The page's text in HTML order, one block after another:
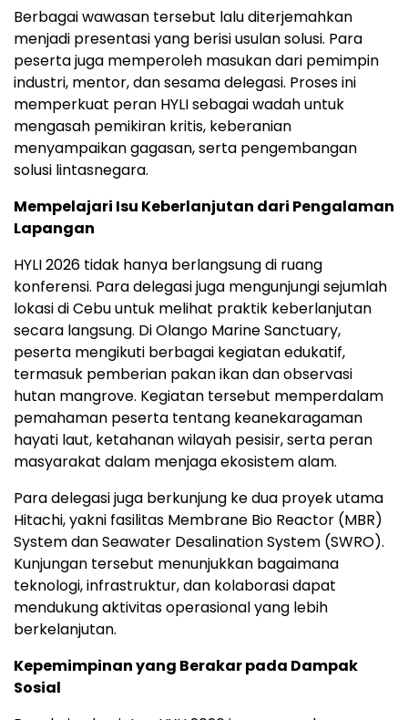
Berbagai wawasan tersebut lalu diterjemahkan
menjadi presentasi yang berisi usulan solusi. Para
peserta juga memperoleh masukan dari pemimpin
industri, mentor, dan sesama delegasi. Proses ini
memperkuat peran HYLI sebagai wadah untuk
mengasah pemikiran kritis, keberanian
menyampaikan gagasan, serta pengembangan
solusi lintasnegara.
Mempelajari Isu Keberlanjutan dari Pengalaman
Lapangan
HYLI 2026 tidak hanya berlangsung di ruang
konferensi. Para delegasi juga mengunjungi sejumlah
lokasi di Cebu untuk melihat praktik keberlanjutan
secara langsung. Di Olango Marine Sanctuary,
peserta mengikuti berbagai kegiatan edukatif,
termasuk pemberian pakan ikan dan observasi
hutan mangrove. Kegiatan tersebut memperdalam
pemahaman peserta tentang keanekaragaman
hayati laut, ketahanan wilayah pesisir, serta peran
masyarakat dalam menjaga ekosistem alam.
Para delegasi juga berkunjung ke dua proyek utama
Hitachi, yakni fasilitas Membrane Bio Reactor (MBR)
System dan Seawater Desalination System (SWRO).
Kunjungan tersebut menunjukkan bagaimana
teknologi, infrastruktur, dan kolaborasi dapat
mendukung aktivitas operasional yang lebih
berkelanjutan.
Kepemimpinan yang Berakar pada Dampak
Sosial